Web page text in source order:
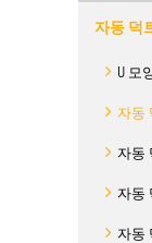
자동 덕
U 모
자동
자동
자동
자동